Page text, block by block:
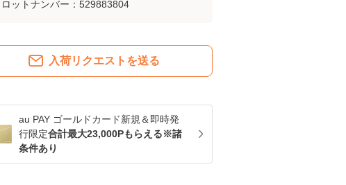
ロットナンバー： 529883804
入荷リクエストを送る
au PAY ゴールドカード新規＆即時発
行限定合計最大23,000Pもらえる※諸
条件あり